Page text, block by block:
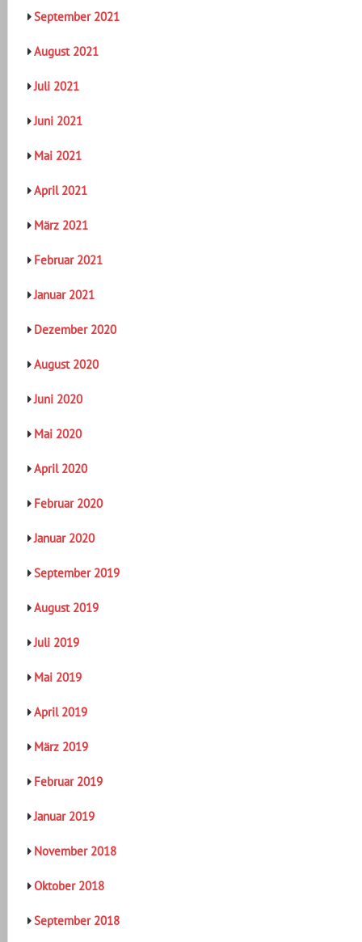
September 2021
August 2021
Juli 2021
Juni 2021
Mai 2021
April 2021
März 2021
Februar 2021
Januar 2021
Dezember 2020
August 2020
Juni 2020
Mai 2020
April 2020
Februar 2020
Januar 2020
September 2019
August 2019
Juli 2019
Mai 2019
April 2019
März 2019
Februar 2019
Januar 2019
November 2018
Oktober 2018
September 2018